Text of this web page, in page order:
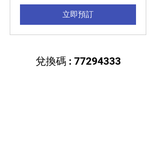
幣
立即預訂
兌換碼 : 77294333